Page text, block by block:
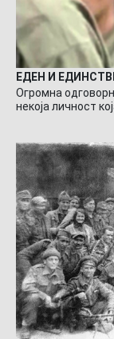
ЕДЕН И
Огромна
некоја личност